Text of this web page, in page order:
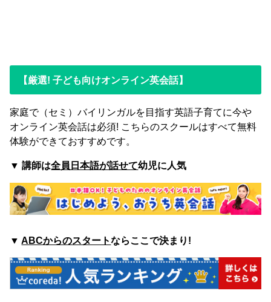
【厳選! 子ども向けオンライン英会話】
家庭で（セミ）バイリンガルを目指す英語子育てに今や
オンライン英会話は必須! こちらのスクールはすべて無料
体験ができておすすめです。
▼講師は全員日本語が話せて幼児に人気
▼ABCからのスタートならここで決まり!